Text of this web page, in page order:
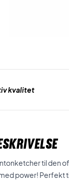
kvalitet
til den
power! Perfekt